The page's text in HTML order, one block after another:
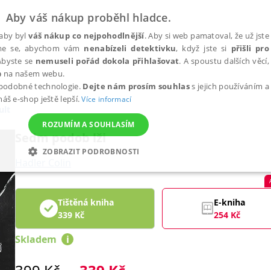
Sedm podob lži
Tištěná kniha
339 Kč
E-kniha
254 Kč
Skladem i
Aby váš nákup proběhl hladce.
bylváš nákup co nejpohodlnější. Aby si web pamatoval, že už jste
se, abychom vám nenabízeli detektivku, když jste si přišli pro
se nemuseli pořád dokola přihlašovat. A spoustu dalších věcí,
na našem webu.
technologie. Dejte nám prosím souhlass jejich používáním a
e-shop ještě lepší.Více informací
ROZUMÍM A SOUHLASÍM
ZOBRAZIT PODROBNOSTI
MARKETINGOVÉ FUNKČNÍ NEZAŘAZENÉ
Analytické Nezařazené soubory
je přihlášení uživatele a správa účtu. Webové stránky nelze bez nezbytně nutných